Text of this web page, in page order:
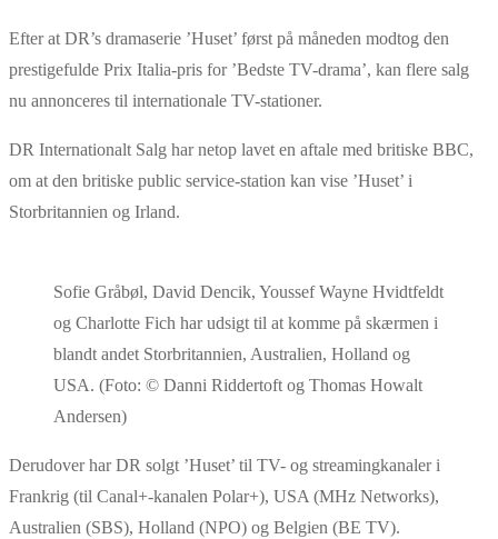
Efter at DR’s dramaserie ’Huset’ først på måneden modtog den
prestigefulde Prix Italia-pris for ’Bedste TV-drama’, kan flere salg
nu annonceres til internationale TV-stationer.
DR Internationalt Salg har netop lavet en aftale med britiske BBC,
om at den britiske public service-station kan vise ’Huset’ i
Storbritannien og Irland.
Sofie Gråbøl, David Dencik, Youssef Wayne Hvidtfeldt
og Charlotte Fich har udsigt til at komme på skærmen i
blandt andet Storbritannien, Australien, Holland og
USA. (Foto: © Danni Riddertoft og Thomas Howalt
Andersen)
Derudover har DR solgt ’Huset’ til TV- og streamingkanaler i
Frankrig (til Canal+-kanalen Polar+), USA (MHz Networks),
Australien (SBS), Holland (NPO) og Belgien (BE TV).